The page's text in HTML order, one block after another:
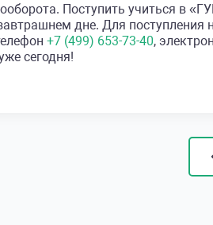
Поступить
дне. Для поступления
+7 (499) 653-73-40,
сегодня!